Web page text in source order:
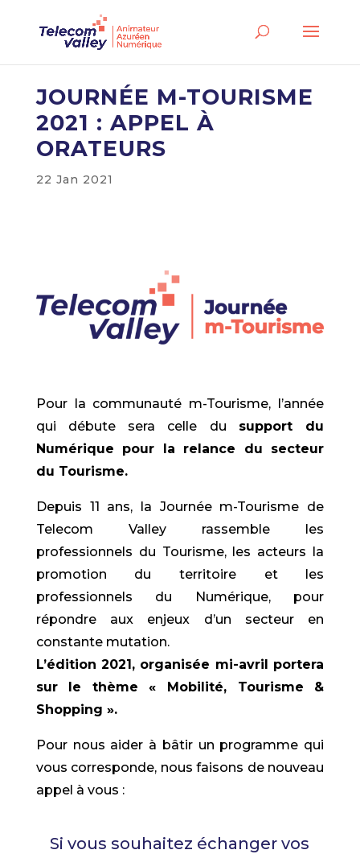
JOURNÉE M-TOURISME
2021 : APPEL À
ORATEURS
22 Jan 2021
Pour la communauté m-Tourisme, l’année
qui débute sera celle du support du
Numérique pour la relance du secteur
du Tourisme.
Depuis 11 ans, la Journée m-Tourisme de
Telecom Valley rassemble les
professionnels du Tourisme, les acteurs la
promotion du territoire et les
professionnels du Numérique, pour
répondre aux enjeux d’un secteur en
constante mutation.
L’édition 2021, organisée mi-avril portera
sur le thème « Mobilité, Tourisme &
Shopping ».
Pour nous aider à bâtir un programme qui
vous corresponde, nous faisons de nouveau
appel à vous :
Si vous souhaitez échanger vos